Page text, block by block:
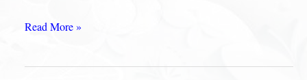
ПИНОКИО
Карло
Read More »